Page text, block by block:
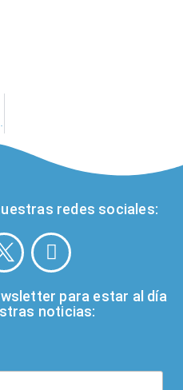
redes sociales:
para estar al día
noticias: